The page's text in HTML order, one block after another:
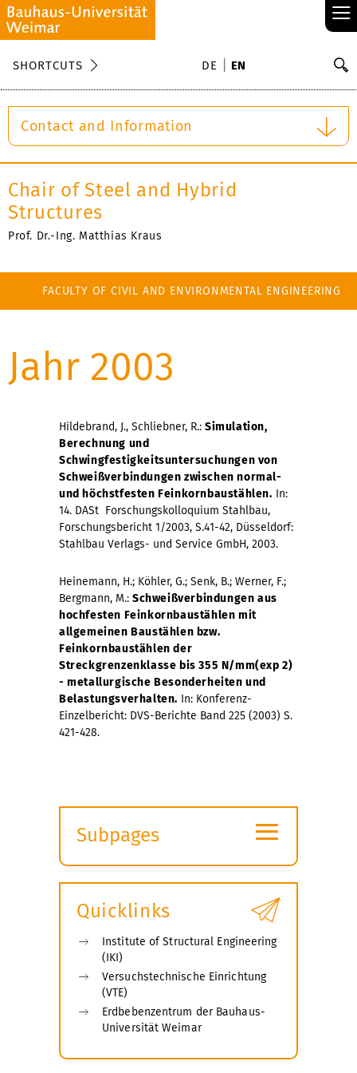
≡
SHORTCUTS DE EN
Contact and Information
Chair of Steel and Hybrid
Structures
Prof. Dr.-Ing. Matthias Kraus
FACULTY OF CIVIL AND ENVIRONMENTAL ENGINEERING
Jahr 2003
Hildebrand, J., Schliebner, R.: Simulation,
Berechnung und
Schwingfestigkeitsuntersuchungen von
Schweißverbindungen zwischen normal-
und höchstfesten Feinkornbaustählen. In:
14. DASt  Forschungskolloquium Stahlbau,
Forschungsbericht 1/2003, S.41-42, Düsseldorf:
Stahlbau Verlags- und Service GmbH, 2003.
Heinemann, H.; Köhler, G.; Senk, B.; Werner, F.;
Bergmann, M.: Schweißverbindungen aus
hochfesten Feinkornbaustählen mit
allgemeinen Baustählen bzw.
Feinkornbaustählen der
Streckgrenzenklasse bis 355 N/mm(exp 2)
- metallurgische Besonderheiten und
Belastungsverhalten. In: Konferenz-
Einzelbericht: DVS-Berichte Band 225 (2003) S.
421-428.
Subpages
submenu
≡
Quicklinks
Institute of Structural Engineering
(IKI)
Versuchstechnische Einrichtung
(VTE)
Erdbebenzentrum der Bauhaus-
Universität Weimar